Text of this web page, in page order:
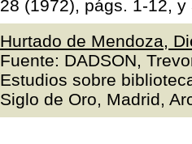
28 (1972), págs. 1-12,
Hurtado de Mendoza,
Fuente: DADSON,
Estudios sobre
Siglo de Oro, Madrid,